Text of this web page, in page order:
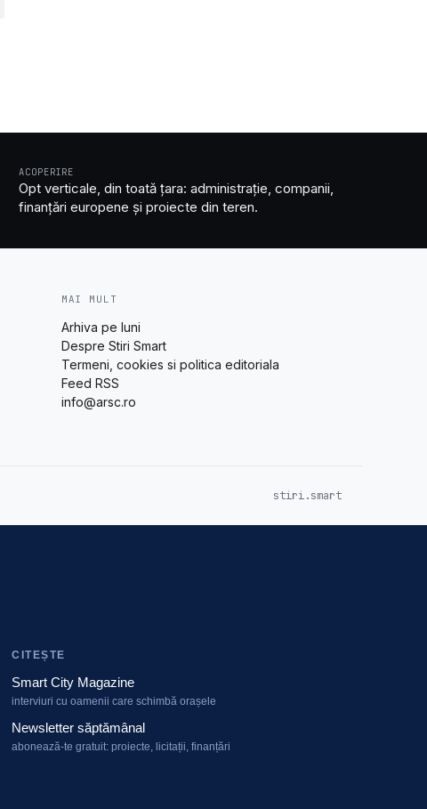
ACOPERIRE
Opt verticale, din toată țara: administrație, companii,
finanțări europene și proiecte din teren.
MAI MULT
Arhiva pe luni
Despre Stiri Smart
Termeni, cookies si politica editoriala
Feed RSS
info@arsc.ro
stiri.smart
CITEȘTE
Smart City Magazine
interviuri cu oamenii care schimbă orașele
Newsletter săptămânal
abonează-te gratuit: proiecte, licitații, finanțări